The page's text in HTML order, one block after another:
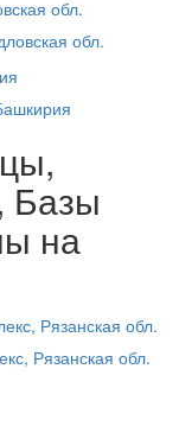
обл.
Базы
на
Рязанская обл.